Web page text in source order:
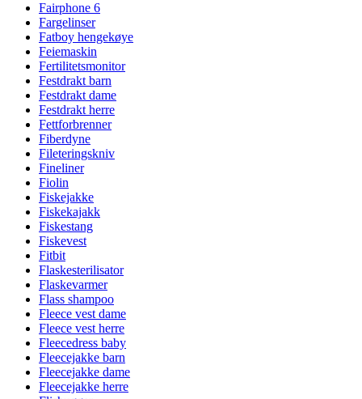
Fairphone 6
Fargelinser
Fatboy hengekøye
Feiemaskin
Fertilitetsmonitor
Festdrakt barn
Festdrakt dame
Festdrakt herre
Fettforbrenner
Fiberdyne
Fileteringskniv
Fineliner
Fiolin
Fiskejakke
Fiskekajakk
Fiskestang
Fiskevest
Fitbit
Flaskesterilisator
Flaskevarmer
Flass shampoo
Fleece vest dame
Fleece vest herre
Fleecedress baby
Fleecejakke barn
Fleecejakke dame
Fleecejakke herre